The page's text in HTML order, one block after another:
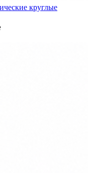
круглые